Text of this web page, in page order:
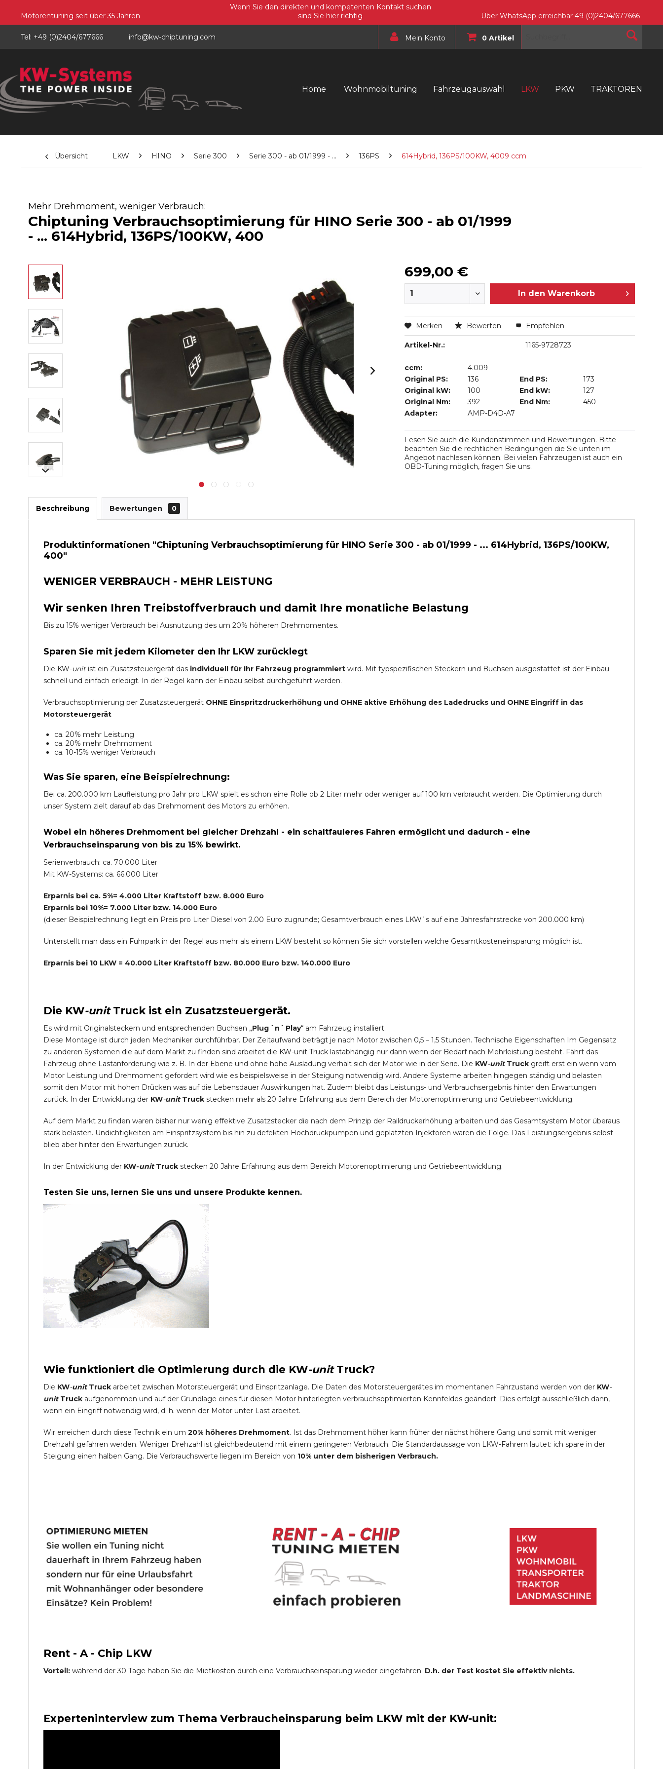
Motorentuning seit über 35 Jahren
Wenn Sie den direkten und kompetenten Kontakt suchen
sind Sie hier richtig
Über WhatsApp erreichbar 49 (0)2404/677666
Tel: +49 (0)2404/677666 info@kw-chiptuning.com Mein Konto 0 Artikel
Home Wohnmobiltuning Fahrzeugauswahl LKW PKW TRAKTOREN
Übersicht LKW HINO Serie 300 Serie 300 - ab 01/1999 - ... 136PS 614Hybrid, 136PS/100KW, 4009 ccm
Mehr Drehmoment, weniger Verbrauch:
Chiptuning Verbrauchsoptimierung für HINO Serie 300 - ab 01/1999
- ... 614Hybrid, 136PS/100KW, 400
699,00 €
In den Warenkorb
Merken Bewerten Empfehlen
Artikel-Nr.: 1165-9728723
ccm:
4.009
Original PS:
136 End PS:
173
Original kW:
100 End kW:
127
Original Nm:
392 End Nm:
450
Adapter:
AMP-D4D-A7
Lesen Sie auch die Kundenstimmen und Bewertungen. Bitte
beachten Sie die rechtlichen Bedingungen die Sie unten im
Angebot nachlesen können. Bei vielen Fahrzeugen ist auch ein
OBD-Tuning möglich, fragen Sie uns.
Beschreibung Bewertungen 0
Produktinformationen "Chiptuning Verbrauchsoptimierung für HINO Serie 300 - ab 01/1999 - ... 614Hybrid, 136PS/100KW,
400"
WENIGER VERBRAUCH - MEHR LEISTUNG
Wir senken Ihren Treibstoffverbrauch und damit Ihre monatliche Belastung
Bis zu 15% weniger Verbrauch bei Ausnutzung des um 20% höheren Drehmomentes.
Sparen Sie mit jedem Kilometer den Ihr LKW zurücklegt
Die KW-unitist ein Zusatzsteuergerät das individuell für Ihr Fahrzeug programmiert wird. Mit typspezifischen Steckern und Buchsen ausgestattet ist der Einbau
schnell und einfach erledigt. In der Regel kann der Einbau selbst durchgeführt werden.
Verbrauchsoptimierung per Zusatzsteuergerät OHNE Einspritzdruckerhöhung und OHNE aktive Erhöhung des Ladedrucks und OHNE Eingriff in das
Motorsteuergerät
ca. 20% mehr Leistung
ca. 20% mehr Drehmoment
ca. 10-15% weniger Verbrauch
Was Sie sparen, eine Beispielrechnung:
Bei ca. 200.000 km Laufleistung pro Jahr pro LKW spielt es schon eine Rolle ob 2 Liter mehr oder weniger auf 100 km verbraucht werden. Die Optimierung durch
unser System zielt darauf ab das Drehmoment des Motors zu erhöhen.
Wobei ein höheres Drehmoment bei gleicher Drehzahl - ein schaltfauleres Fahren ermöglicht und dadurch - eine
Verbrauchseinsparung von bis zu 15% bewirkt.
Serienverbrauch: ca. 70.000 Liter
Mit KW-Systems: ca. 66.000 Liter
Erparnis bei ca. 5%= 4.000 Liter Kraftstoff bzw. 8.000 Euro
Erparnis bei 10%= 7.000 Liter bzw. 14.000 Euro
(dieser Beispielrechnung liegt ein Preis pro Liter Diesel von 2.00 Euro zugrunde; Gesamtverbrauch eines LKW`s auf eine Jahresfahrstrecke von 200.000 km)
Unterstellt man dass ein Fuhrpark in der Regel aus mehr als einem LKW besteht so können Sie sich vorstellen welche Gesamtkosteneinsparung möglich ist.
Erparnis bei 10 LKW = 40.000 Liter Kraftstoff bzw. 80.000 Euro bzw. 140.000 Euro
Die KW-unit Truckist ein Zusatzsteuergerät.
Es wird mit Originalsteckern und entsprechenden Buchsen „Plug `n´ Play“ am Fahrzeug installiert.
Diese Montage ist durch jeden Mechaniker durchführbar. Der Zeitaufwand beträgt je nach Motor zwischen 0,5 – 1,5 Stunden. Technische Eigenschaften Im Gegensatz
zu anderen Systemen die auf dem Markt zu finden sind arbeitet die KW-unit Truck lastabhängig nur dann wenn der Bedarf nach Mehrleistung besteht. Fährt das
Fahrzeug ohne Lastanforderung wie z. B. In der Ebene und ohne hohe Ausladung verhält sich der Motor wie in der Serie. Die KW-unit Truck greift erst ein wenn vom
Motor Leistung und Drehmoment gefordert wird wie es beispielsweise in der Steigung notwendig wird. Andere Systeme arbeiten hingegen ständig und belasten
somit den Motor mit hohen Drücken was auf die Lebensdauer Auswirkungen hat. Zudem bleibt das Leistungs- und Verbrauchsergebnis hinter den Erwartungen
zurück. In der Entwicklung der KW-unit Truck stecken mehr als 20 Jahre Erfahrung aus dem Bereich der Motorenoptimierung und Getriebeentwicklung.
Auf dem Markt zu finden waren bisher nur wenig effektive Zusatzstecker die nach dem Prinzip der Raildruckerhöhung arbeiten und das Gesamtsystem Motor überaus
stark belasten. Undichtigkeiten am Einspritzsystem bis hin zu defekten Hochdruckpumpen und geplatzten Injektoren waren die Folge. Das Leistungsergebnis selbst
blieb aber hinter den Erwartungen zurück.
In der Entwicklung der KW-unitTruck stecken 20 Jahre Erfahrung aus dem Bereich Motorenoptimierung und Getriebeentwicklung.
Testen Sie uns, lernen Sie uns und unsere Produkte kennen.
Wie funktioniert die Optimierung durch die KW-unit Truck?
Die KW-unit Truck arbeitet zwischen Motorsteuergerät und Einspritzanlage. Die Daten des Motorsteuergerätes im momentanen Fahrzustand werden von der KW-
unit Truck aufgenommen und auf der Grundlage eines für diesen Motor hinterlegten verbrauchsoptimierten Kennfeldes geändert. Dies erfolgt ausschließlich dann,
wenn ein Eingriff notwendig wird, d. h. wenn der Motor unter Last arbeitet.
Wir erreichen durch diese Technik ein um 20% höheres Drehmoment. Ist das Drehmoment höher kann früher der nächst höhere Gang und somit mit weniger
Drehzahl gefahren werden. Weniger Drehzahl ist gleichbedeutend mit einem geringeren Verbrauch. Die Standardaussage von LKW-Fahrern lautet: ich spare in der
Steigung einen halben Gang. Die Verbrauchswerte liegen im Bereich von 10% unter dem bisherigen Verbrauch.
Rent - A - Chip LKW
Vorteil: während der 30 Tage haben Sie die Mietkosten durch eine Verbrauchseinsparung wieder eingefahren. D.h. der Test kostet Sie effektiv nichts.
Experteninterview zum Thema Verbraucheinsparung beim LKW mit der KW-unit: